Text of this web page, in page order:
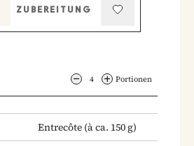
ZUBEREITUNG
4 Portionen
Entrecôte (à ca. 150 g)